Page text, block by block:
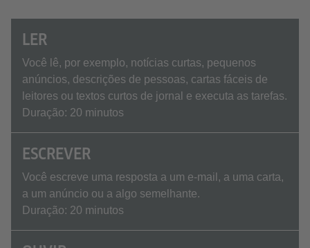
LER
Você lê, por exemplo, notícias curtas, pequenos
anúncios, descrições de pessoas, cartas fáceis de
leitores ou textos curtos de jornal e executa as tarefas.
Duração: 20 minutos
ESCREVER
Você escreve uma resposta a um e-mail, a uma carta,
a um anúncio ou a algo semelhante.
Duração: 20 minutos